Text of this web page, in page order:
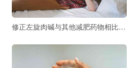
修正左旋肉碱与其他减肥药物相比有何优势